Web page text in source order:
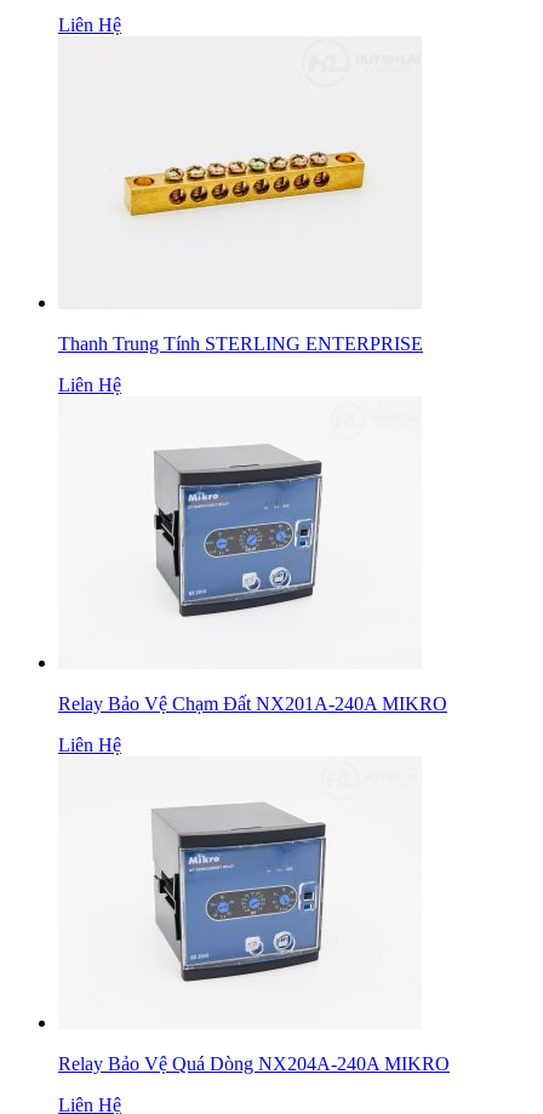
Liên Hệ
Thanh Trung Tính STERLING ENTERPRISE
Liên Hệ
Relay Bảo Vệ Chạm Đất NX201A-240A MIKRO
Liên Hệ
Relay Bảo Vệ Quá Dòng NX204A-240A MIKRO
Liên Hệ